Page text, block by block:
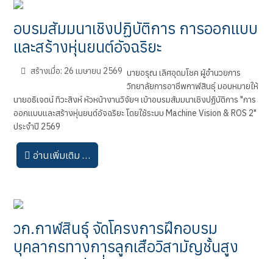
อบรมสัมมนาเชิงปฏิบัติการ การออกแบบ
และสร้างหุ่นยนต์อัจฉริยะ
สร้างเมื่อ: 26 เมษายน 2569 นายอรุณ เลิศอุดมโชค ผู้อำนวยการ
วิทยาลัยการอาชีพกาฬสินธุ์ มอบหมายให้
นายอธิเจตน์ ทิวะสิงห์ หัวหน้างานวิจัยฯ เข้าอบรมสัมมนาเชิงปฏิบัติการ "การ
ออกแบบและสร้างหุ่นยนต์อัจฉริยะ โดยใช้ระบบ Machine Vision & ROS 2"
ประจำปี 2569
อ่านเพิ่มเติม …
วก.กาฬสินธุ์ จัดโครงการฝึกอบรม
บุคลากรทางการลูกเสือวิสามัญชั้นสูง